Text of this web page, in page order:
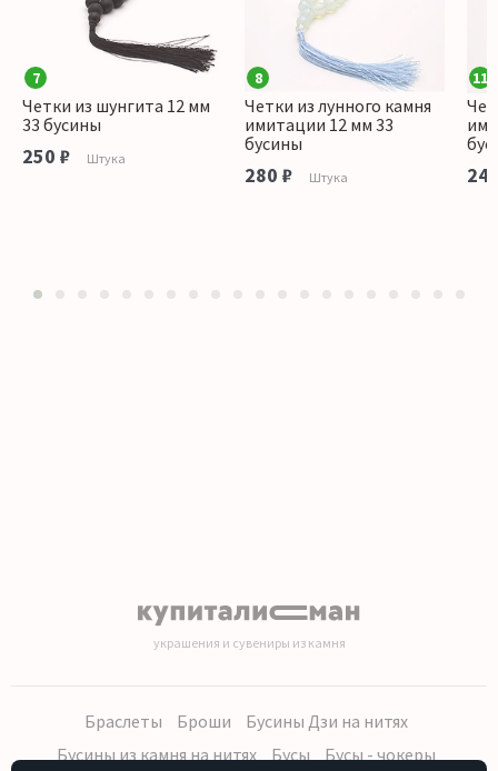
7
Четки из шунгита 12 мм
33 бусины
250 ₽ Штука
8
Четки из лунного камня
имитации 12 мм 33
бусины
280 ₽ Штука
11
украшения и сувениры из камня
Браслеты Броши
Бусины Дзи на нитях
Бусины из камня на нитях
Бусы Бусы - чокеры